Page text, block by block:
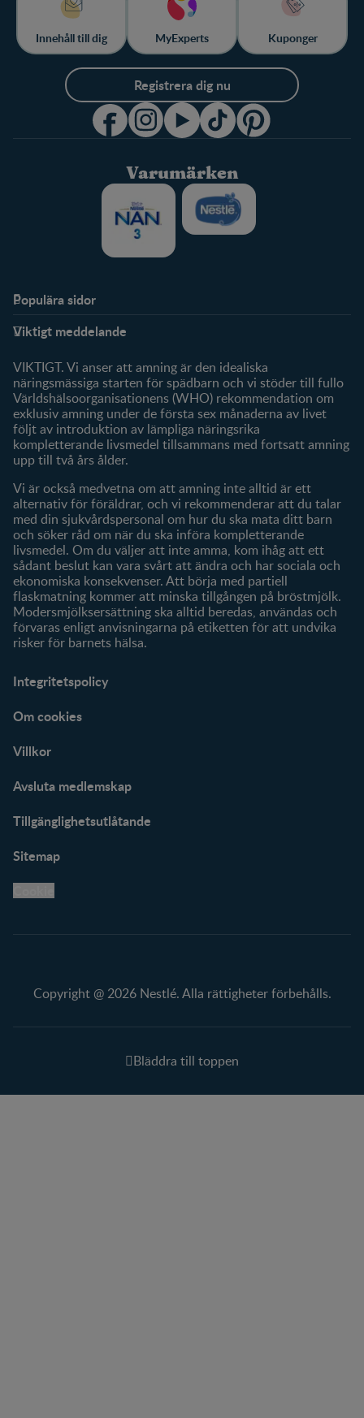
Innehåll till dig MyExperts Kuponger
Registrera dig nu
Varumärken
Populära sidor
FAQ
Om oss
Fråga våra experter
Klubbförmåner
Mitt konto
Produkter
Våra varumärken
Viktigt meddelande
VIKTIGT. Vi anser att amning är den idealiska
näringsmässiga starten för spädbarn och vi stöder till fullo
Världshälsoorganisationens (WHO) rekommendation om
exklusiv amning under de första sex månaderna av livet
följt av introduktion av lämpliga näringsrika
kompletterande livsmedel tillsammans med fortsatt amning
upp till två års ålder.
Vi är också medvetna om att amning inte alltid är ett
alternativ för föräldrar, och vi rekommenderar att du talar
med din sjukvårdspersonal om hur du ska mata ditt barn
och söker råd om när du ska införa kompletterande
livsmedel. Om du väljer att inte amma, kom ihåg att ett
sådant beslut kan vara svårt att ändra och har sociala och
ekonomiska konsekvenser. Att börja med partiell
flaskmatning kommer att minska tillgången på bröstmjölk.
Modersmjölksersättning ska alltid beredas, användas och
förvaras enligt anvisningarna på etiketten för att undvika
risker för barnets hälsa.
Integritetspolicy
Om cookies
Villkor
Avsluta medlemskap
Tillgänglighetsutlåtande
Sitemap
Copyright @ 2026 Nestlé. Alla rättigheter förbehålls.
Bläddra till toppen